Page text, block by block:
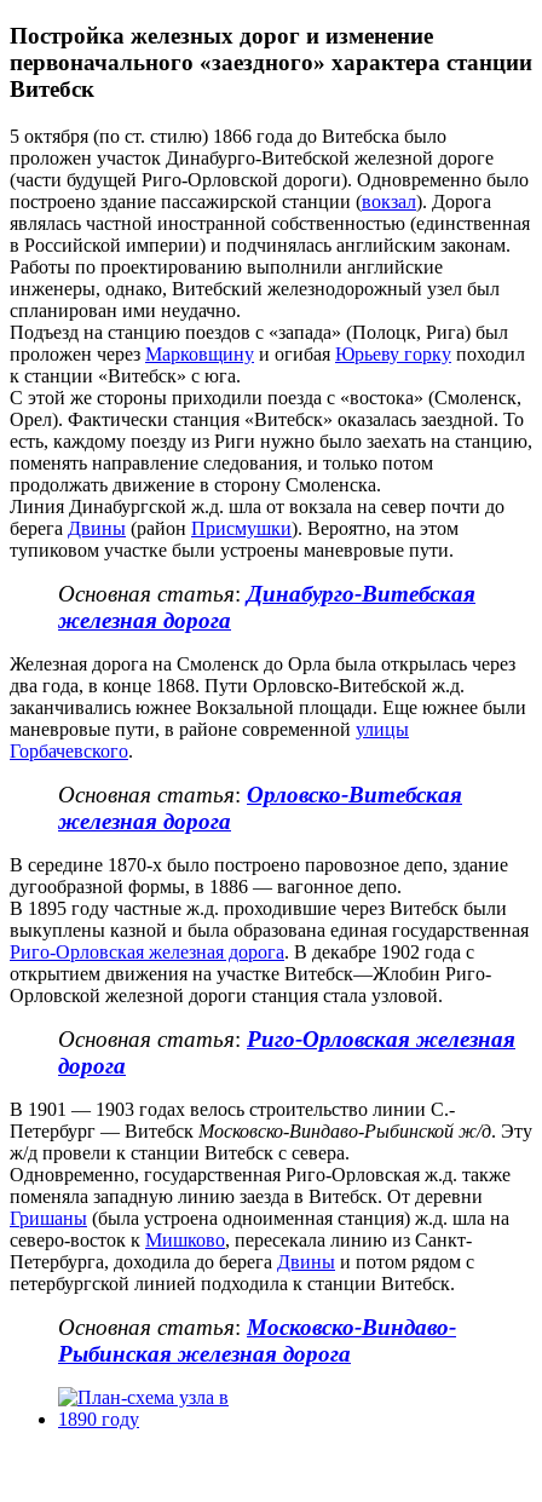
Постройка железных дорог и изменение
первоначального «заездного» характера станции
Витебск
5 октября (по ст. стилю) 1866 года до Витебска было
проложен участок Динабурго-Витебской железной дороге
(части будущей Риго-Орловской дороги). Одновременно было
построено здание пассажирской станции (вокзал). Дорога
являлась частной иностранной собственностью (единственная
в Российской империи) и подчинялась английским законам.
Работы по проектированию выполнили английские
инженеры, однако, Витебский железнодорожный узел был
спланирован ими неудачно.
Подъезд на станцию поездов с «запада» (Полоцк, Рига) был
проложен через Марковщину и огибая Юрьеву горку походил
к станции «Витебск» с юга.
С этой же стороны приходили поезда с «востока» (Смоленск,
Орел). Фактически станция «Витебск» оказалась заездной. То
есть, каждому поезду из Риги нужно было заехать на станцию,
поменять направление следования, и только потом
продолжать движение в сторону Смоленска.
Линия Динабургской ж.д. шла от вокзала на север почти до
берега Двины (район Присмушки). Вероятно, на этом
тупиковом участке были устроены маневровые пути.
Основная статья: Динабурго-Витебская
железная дорога
Железная дорога на Смоленск до Орла была открылась через
два года, в конце 1868. Пути Орловско-Витебской ж.д.
заканчивались южнее Вокзальной площади. Еще южнее были
маневровые пути, в районе современной улицы
Горбачевского.
Основная статья: Орловско-Витебская
железная дорога
В середине 1870-х было построено паровозное депо, здание
дугообразной формы, в 1886 — вагонное депо.
В 1895 году частные ж.д. проходившие через Витебск были
выкуплены казной и была образована единая государственная
Риго-Орловская железная дорога. В декабре 1902 года с
открытием движения на участке Витебск—Жлобин Риго-
Орловской железной дороги станция стала узловой.
Основная статья: Риго-Орловская железная
дорога
В 1901 — 1903 годах велось строительство линии С.-
Петербург — Витебск Московско-Виндаво-Рыбинской ж/д. Эту
ж/д провели к станции Витебск с севера.
Одновременно, государственная Риго-Орловская ж.д. также
поменяла западную линию заезда в Витебск. От деревни
Гришаны (была устроена одноименная станция) ж.д. шла на
северо-восток к Мишково, пересекала линию из Санкт-
Петербурга, доходила до берега Двины и потом рядом с
петербургской линией подходила к станции Витебск.
Основная статья: Московско-Виндаво-
Рыбинская железная дорога